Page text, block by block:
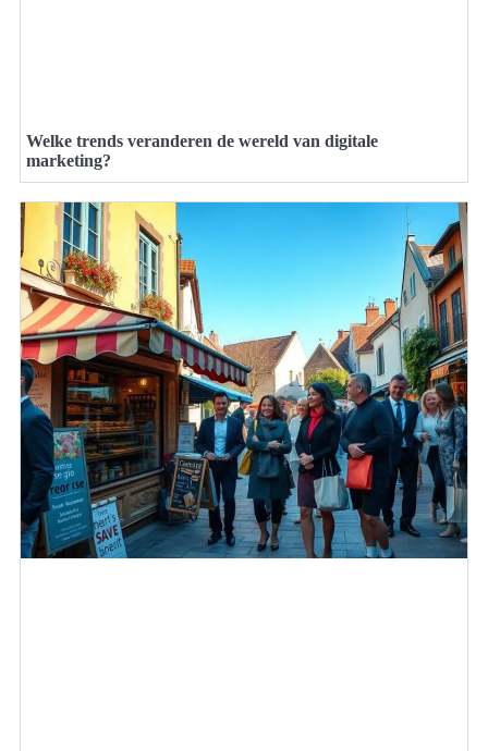
Welke trends veranderen de wereld van digitale
marketing?